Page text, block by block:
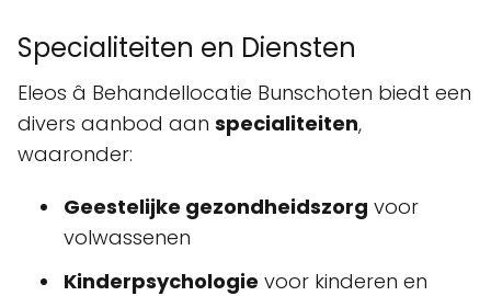
Specialiteiten en Diensten
Eleos â Behandellocatie Bunschoten biedt een
divers aanbod aan specialiteiten,
waaronder:
Geestelijke gezondheidszorg voor
volwassenen
Kinderpsychologie voor kinderen en